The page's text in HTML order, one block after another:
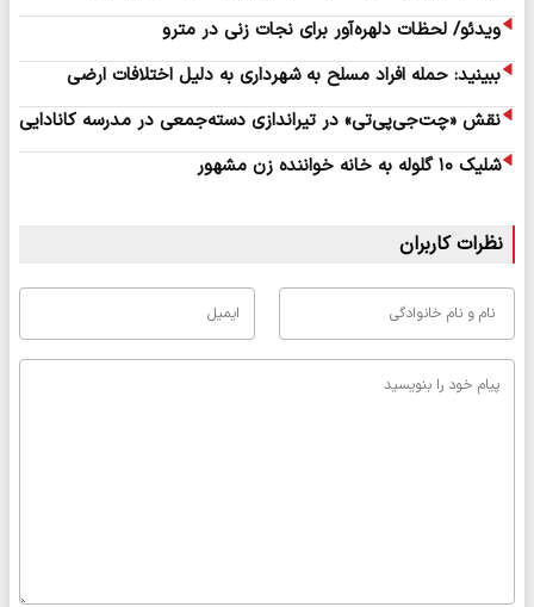
ویدئو/ لحظات دلهره‌آور برای نجات زنی در مترو
ببینید: حمله افراد مسلح به شهرداری به دلیل اختلافات ارضی
نقش «چت‌جی‌پی‌تی» در تیراندازی دسته‌جمعی در مدرسه کانادایی
شلیک ۱۰ گلوله به خانه خواننده زن مشهور
نظرات کاربران